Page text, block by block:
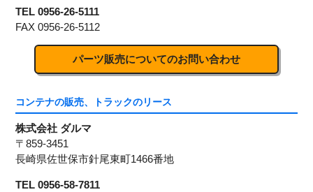
TEL 0956-26-5111
FAX 0956-26-5112
パーツ販売についてのお問い合わせ
コンテナの販売、トラックのリース
株式会社 ダルマ
〒859-3451
長崎県佐世保市針尾東町1466番地
TEL 0956-58-7811